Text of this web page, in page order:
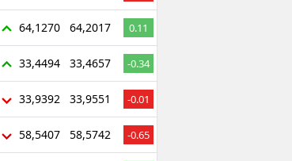
64,1270 64,2017
0.11
33,4494 33,4657 -0.34
33,9392 33,9551 -0.01
58,5407 58,5742 -0.65